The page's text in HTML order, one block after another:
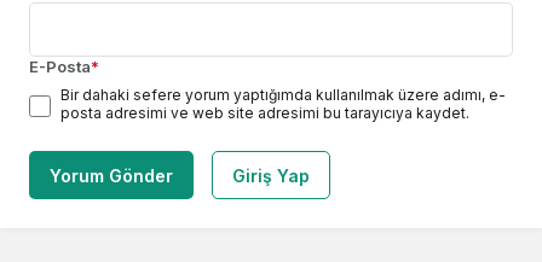
E-Posta*
Bir dahaki sefere yorum yaptığımda kullanılmak üzere adımı, e-
posta adresimi ve web site adresimi bu tarayıcıya kaydet.
Yorum Gönder Giriş Yap